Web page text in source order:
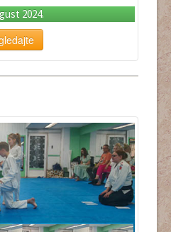
2024.